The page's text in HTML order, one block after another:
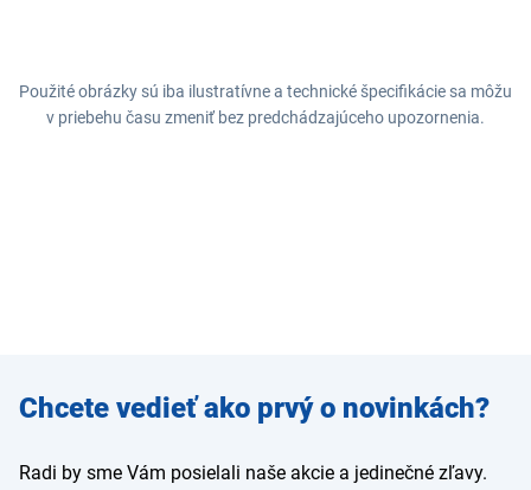
Použité obrázky sú iba ilustratívne a technické špecifikácie sa môžu
v priebehu času zmeniť bez predchádzajúceho upozornenia.
Zadajte
e-mail
Chcete vedieť ako prvý o novinkách?
Radi by sme Vám posielali naše akcie a jedinečné zľavy.